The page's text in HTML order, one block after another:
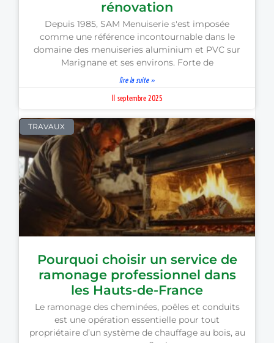
rénovation
Depuis 1985, SAM Menuiserie s'est imposée
comme une référence incontournable dans le
domaine des menuiseries aluminium et PVC sur
Marignane et ses environs. Forte de
lire la suite »
11 septembre 2025
TRAVAUX
Pourquoi choisir un service de
ramonage professionnel dans
les Hauts-de-France
Le ramonage des cheminées, poêles et conduits
est une opération essentielle pour tout
propriétaire d’un système de chauffage au bois, au